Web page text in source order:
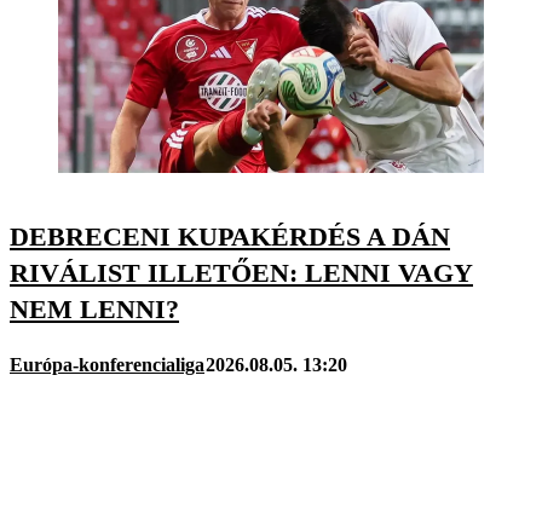
DEBRECENI KUPAKÉRDÉS A DÁN
RIVÁLIST ILLETŐEN: LENNI VAGY
NEM LENNI?
Európa-konferencialiga2026.08.05. 13:20